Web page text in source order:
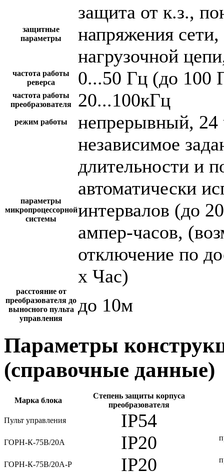
защитные
параметры
защита от к.з.,
напряжения
нагрузочной
частота работы
реверса
0...50 Гц (до 100
частота работы
преобразователя
20...100кГц
режим работы непрерывный, 24
параметры
микропроцессорной
системы
независимое
длительности и
автоматически
интервалов (до
ампер-часов,
отключение по
х Час)
расстояние от
преобразователя до
выносного пульта
управления
до 10м
Параметры
(справочные данные)
Марка блока
Степень защиты корпуса
преобразователя
Пульт управления
IP54
ГОРН-К-75В/20А IP20
ГОРН-К-75В/20А-Р IP20